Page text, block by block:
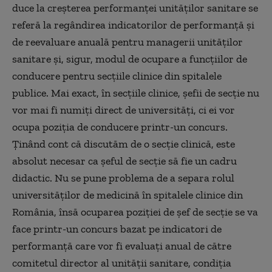
duce la creşterea performanţei unităţilor sanitare se
referă la regândirea indicatorilor de performanţă şi
de reevaluare anuală pentru managerii unităţilor
sanitare şi, sigur, modul de ocupare a funcţiilor de
conducere pentru secţiile clinice din spitalele
publice. Mai exact, în secţiile clinice, şefii de secţie nu
vor mai fi numiţi direct de universităţi, ci ei vor
ocupa poziţia de conducere printr-un concurs.
Ţinând cont că discutăm de o secţie clinică, este
absolut necesar ca şeful de secţie să fie un cadru
didactic. Nu se pune problema de a separa rolul
universităţilor de medicină în spitalele clinice din
România, însă ocuparea poziţiei de şef de secţie se va
face printr-un concurs bazat pe indicatori de
performanţă care vor fi evaluaţi anual de către
comitetul director al unităţii sanitare, condiţia